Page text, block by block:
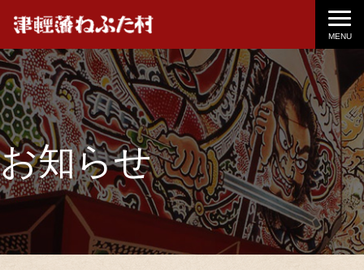
MENU
お知らせ